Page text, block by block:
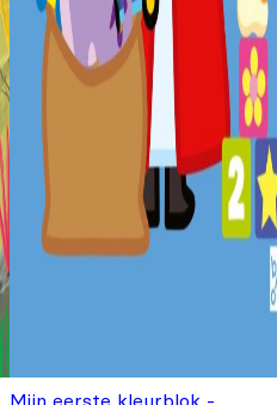
Mijn eerste kleurblok -